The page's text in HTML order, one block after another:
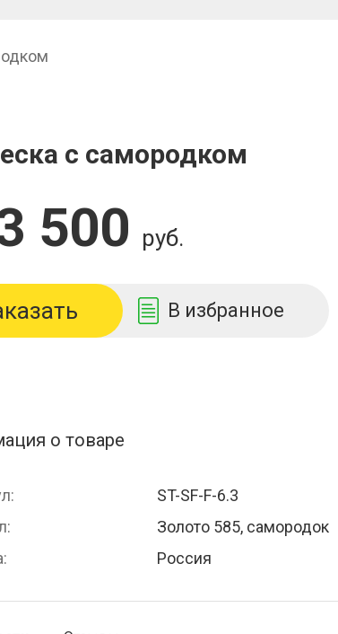
с самородком
500 руб.
В избранное
о товаре
ST-SF-F-6.3
Золото 585, самородок
Россия